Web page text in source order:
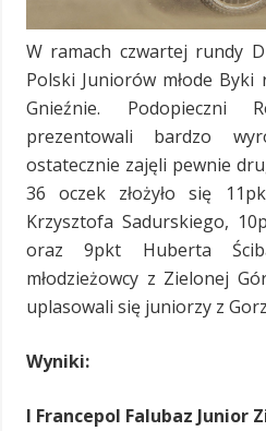
W ramach czwartej rundy
Polski Juniorów młode Byki
Gnieźnie. Podopieczni
prezentowali bardzo
ostatecznie zajęli pewnie
36 oczek złożyło się
Krzysztofa Sadurskiego,
oraz 9pkt Huberta
młodzieżowcy z Zielonej
uplasowali się juniorzy z
Wyniki:
I Francepol Falubaz Junior